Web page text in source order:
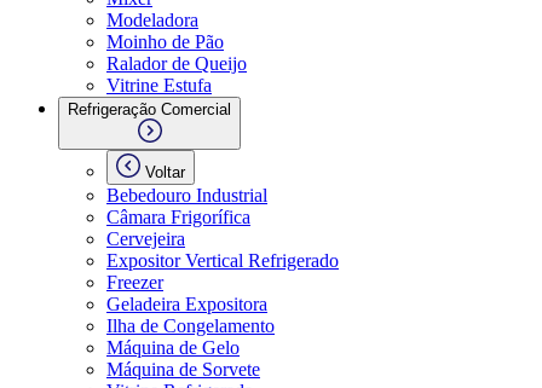
Modeladora
Moinho de Pão
Ralador de Queijo
Vitrine Estufa
Refrigeração Comercial
Voltar
Bebedouro Industrial
Câmara Frigorífica
Cervejeira
Expositor Vertical Refrigerado
Freezer
Geladeira Expositora
Ilha de Congelamento
Máquina de Gelo
Máquina de Sorvete